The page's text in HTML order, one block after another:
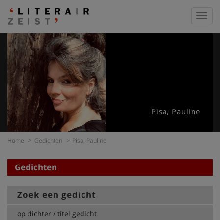
Pisa, Pauline
Home Gedichten Pisa, Pauline
Gedichten
Zoek een gedicht
op dichter / titel gedicht